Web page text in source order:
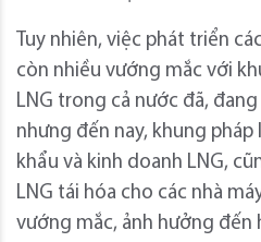
Tuy nhiên, việc phát triển
còn nhiều vướng mắc với
LNG trong cả nước đã,
nhưng đến nay, khung
khẩu và kinh doanh LNG,
LNG tái hóa cho các nhà
vướng mắc, ảnh hưởng đến